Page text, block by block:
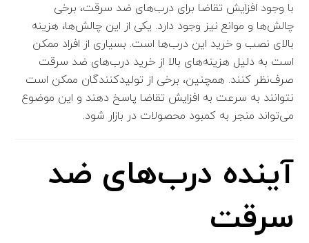
با وجود افزایش تقاضا برای درب‌های ضد سرقت، برخی
چالش‌ها و موانع نیز وجود دارد. یکی از این چالش‌ها، هزینه
بالای نصب و خرید این درب‌ها است. بسیاری از افراد ممکن
است به دلیل هزینه‌های بالا از خرید درب‌های ضد سرقت
صرف‌نظر کنند. همچنین، برخی از تولیدکنندگان ممکن است
نتوانند به سرعت به افزایش تقاضا پاسخ دهند و این موضوع
می‌تواند منجر به کمبود محصولات در بازار شود.
آینده درب‌های ضد
سرقت